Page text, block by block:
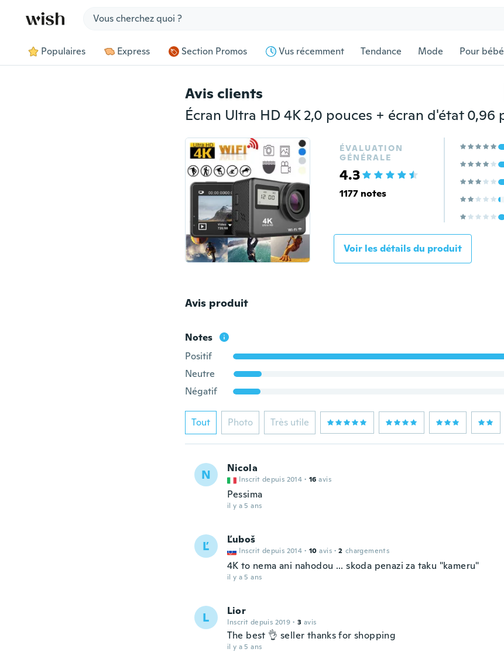
Populaires Express Section Promos Vus récemment Tendance Mode Pour bébé
Avis clients
ÉVALUATION
GÉNÉRALE
4.3
1177 notes
Voir les détails du produit
Avis produit
Notes
Positif
Neutre
Négatif
Tout Photo Très utile
N Nicola
Inscrit depuis 2014 · 16 avis
Pessima
il y a 5 ans
Ľ Ľuboš
Inscrit depuis 2014 · 10 avis · 2 chargements
4K to nema ani nahodou ... skoda penazi za taku "kameru"
il y a 5 ans
L Lior
Inscrit depuis 2019 · 3 avis
The best 👌 seller thanks for shopping
il y a 5 ans